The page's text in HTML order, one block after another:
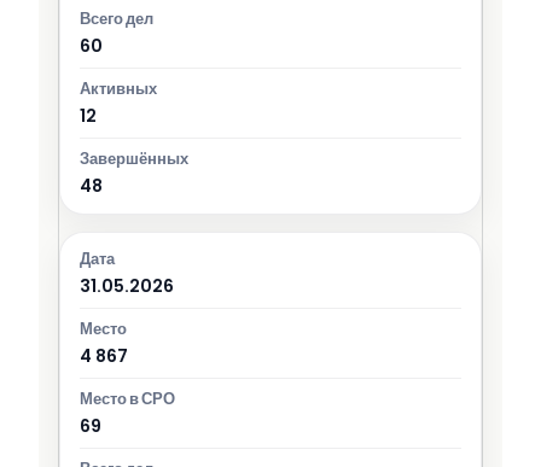
60
12
48
31.05.2026
4 867
69